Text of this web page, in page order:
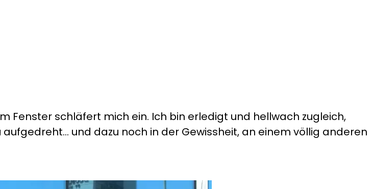
Fenster schläfert mich ein. Ich bin erledigt und hellwach zugleich,
und dazu noch in der Gewissheit, an einem völlig anderen